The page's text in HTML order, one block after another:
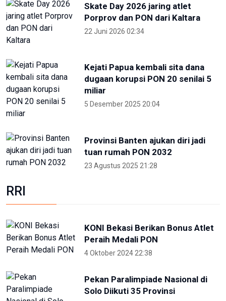
Skate Day 2026 jaring atlet
Porprov dan PON dari Kaltara
22 Juni 2026 02:34
Kejati Papua kembali sita dana
dugaan korupsi PON 20 senilai 5
miliar
5 Desember 2025 20:04
Provinsi Banten ajukan diri jadi
tuan rumah PON 2032
23 Agustus 2025 21:28
RRI
KONI Bekasi Berikan Bonus Atlet
Peraih Medali PON
4 Oktober 2024 22:38
Pekan Paralimpiade Nasional di
Solo Diikuti 35 Provinsi